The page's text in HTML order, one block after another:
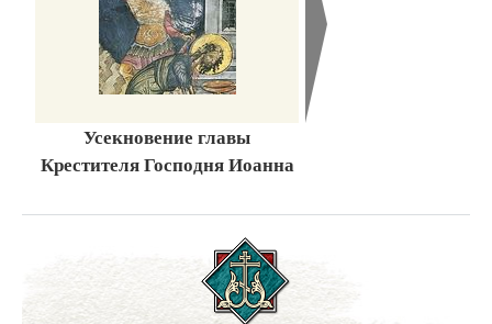
Усекновение главы
Крестителя Господня Иоанна